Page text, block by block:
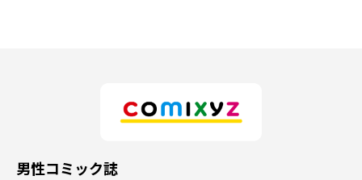
男性コミック誌